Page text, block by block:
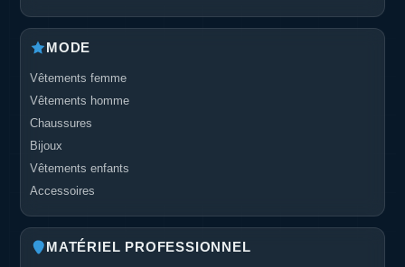
MODE
Vêtements femme
Vêtements homme
Chaussures
Bijoux
Vêtements enfants
Accessoires
MATÉRIEL PROFESSIONNEL